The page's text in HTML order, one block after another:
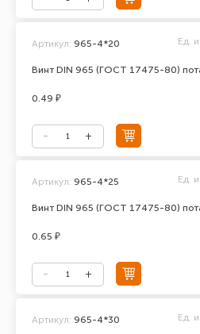
Винт DIN 965 (ГОСТ 17475-80)
Артикул: 965-4*20 Ед.
0.49 ₽
Винт DIN 965 (ГОСТ 17475-80)
Артикул: 965-4*25 Ед.
0.65 ₽
Артикул: 965-4*30 Ед.